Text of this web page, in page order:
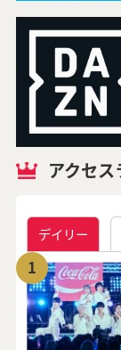
アクセ
デイリー
1